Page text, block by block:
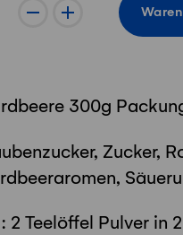
- +
300g
Zucker,
2 Teelöffel Pulver in